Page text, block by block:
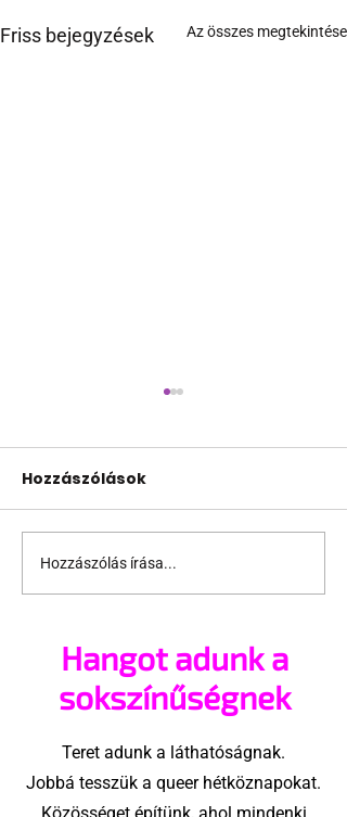
Friss bejegyzések Az összes megtekintése
Párhuzamos világok
leszbikusoknak
Hozzászólások
Hozzászólás írása...
Hangot adunk a
sokszínűségnek
Teret adunk a láthatóságnak.
Jobbá tesszük a queer hétköznapokat.